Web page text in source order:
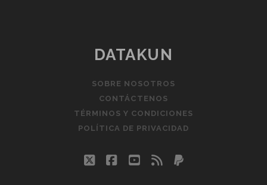
DATAKUN
SOBRE NOSOTROS
CONTÁCTENOS
TÉRMINOS Y CONDICIONES
POLÍTICA DE PRIVACIDAD
twitterfacebook
youtube
rss paypal